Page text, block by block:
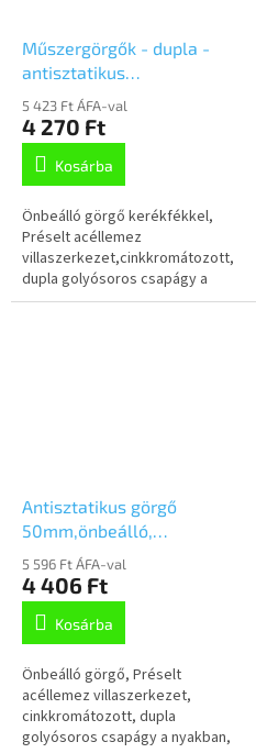
Műszergörgők - dupla -
antisztatikus
50mm,fékkel, csavarfurat,
2975DYK050P30-11
5 423 Ft ÁFA-val
4 270 Ft
Kosárba
Önbeálló görgő kerékfékkel,
Préselt acéllemez
villaszerkezet,cinkkromátozott,
dupla golyósoros csapágy a
nyakban, csavarozotttengely,
Antisztatikus görgő
50mm,önbeálló,
talplemezzel,
2470DYK050P40
5 596 Ft ÁFA-val
4 406 Ft
Kosárba
Önbeálló görgő, Préselt
acéllemez villaszerkezet,
cinkkromátozott, dupla
golyósoros csapágy a nyakban,